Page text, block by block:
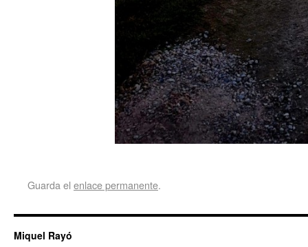
Guarda el enlace permanente.
Miquel Rayó